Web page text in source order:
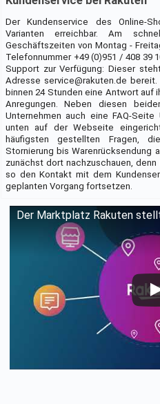
Der Kundenservice des Online-
Varianten erreichbar. Am
Geschäftszeiten von Montag -
Telefonnummer +49 (0)951 / 408 39
Support zur Verfügung: Dieser
Adresse service@rakuten.de
binnen 24 Stunden eine Antwort auf
Anregungen. Neben diesen
Unternehmen auch eine FAQ-
unten auf der Webseite
häufigsten gestellten Fragen,
Stornierung bis Warenrücksendung
zunächst dort nachzuschauen,
so den Kontakt mit dem
geplanten Vorgang fortsetzen.
Der Marktplatz Rakuten